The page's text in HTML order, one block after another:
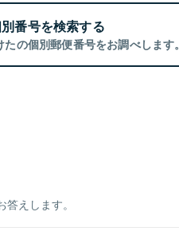
番号を検索する
の個別郵便番号をお調べします。
えします。